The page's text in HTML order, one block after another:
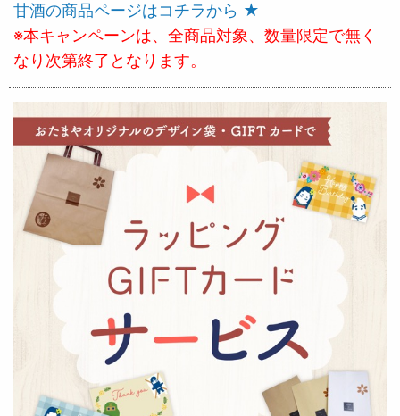
甘酒の商品ページはコチラから ★
※本キャンペーンは、全商品対象、数量限定で無く
なり次第終了となります。